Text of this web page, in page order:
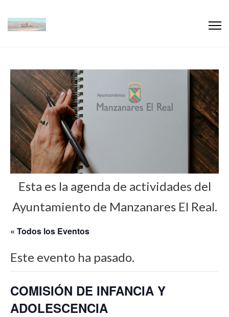
Esta es la agenda de actividades del
Ayuntamiento de Manzanares El Real.
« Todos los Eventos
Este evento ha pasado.
COMISIÓN DE INFANCIA Y
ADOLESCENCIA